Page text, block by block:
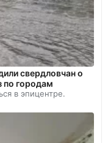
свердловчан о
по городам
в эпицентре.